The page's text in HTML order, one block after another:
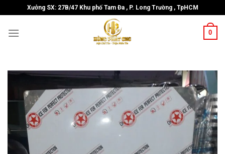
to
content
Xưởng SX: 27B/47 Khu phố Tam Đa , P. Long Trường , TpHCM
0